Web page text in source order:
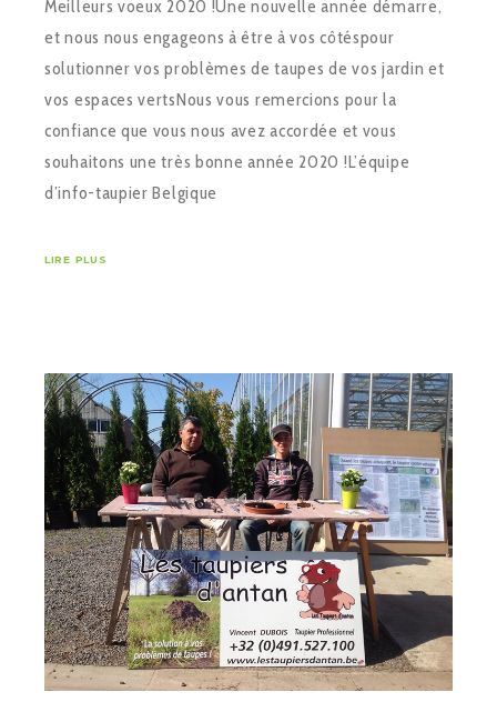
Meilleurs voeux 2020 !Une nouvelle année démarre,
et nous nous engageons à être à vos côtéspour
solutionner vos problèmes de taupes de vos jardin et
vos espaces vertsNous vous remercions pour la
confiance que vous nous avez accordée et vous
souhaitons une très bonne année 2020 !L’équipe
d’info-taupier Belgique
LIRE PLUS